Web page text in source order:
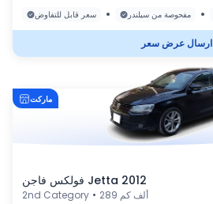
سعر قابل للتفاوض
• مفحوصة من سيلندر •
ارسال عرض سعر
ماركت
فولكس فاجن Jetta 2012
2nd Category • 289 ألف كم